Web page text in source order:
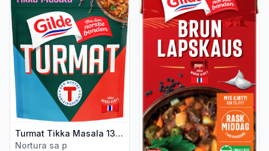
Turmat Tikka Masala 135g Gilde
Nortura sa p